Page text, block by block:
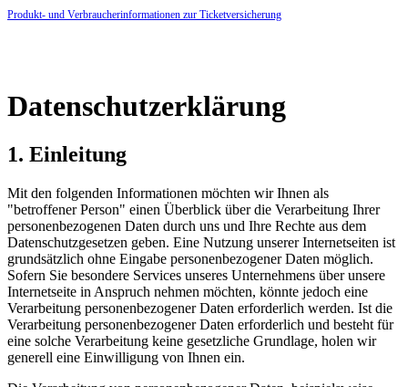
Produkt- und Verbraucherinformationen zur Ticketversicherung
Datenschutzerklärung
1. Einleitung
Mit den folgenden Informationen möchten wir Ihnen als
"betroffener Person" einen Überblick über die Verarbeitung Ihrer
personenbezogenen Daten durch uns und Ihre Rechte aus dem
Datenschutzgesetzen geben. Eine Nutzung unserer Internetseiten ist
grundsätzlich ohne Eingabe personenbezogener Daten möglich.
Sofern Sie besondere Services unseres Unternehmens über unsere
Internetseite in Anspruch nehmen möchten, könnte jedoch eine
Verarbeitung personenbezogener Daten erforderlich werden. Ist die
Verarbeitung personenbezogener Daten erforderlich und besteht für
eine solche Verarbeitung keine gesetzliche Grundlage, holen wir
generell eine Einwilligung von Ihnen ein.